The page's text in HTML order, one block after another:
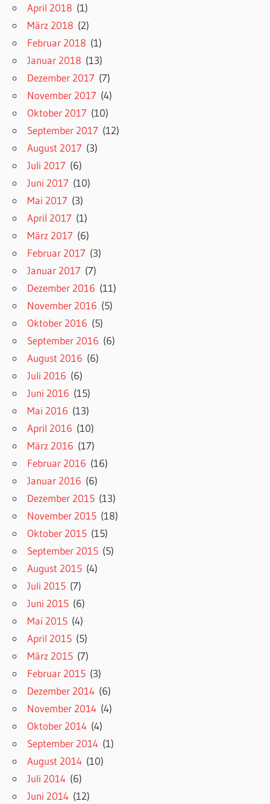
April 2018 (1)
März 2018 (2)
Februar 2018 (1)
Januar 2018 (13)
Dezember 2017 (7)
November 2017 (4)
Oktober 2017 (10)
September 2017 (12)
August 2017 (3)
Juli 2017 (6)
Juni 2017 (10)
Mai 2017 (3)
April 2017 (1)
März 2017 (6)
Februar 2017 (3)
Januar 2017 (7)
Dezember 2016 (11)
November 2016 (5)
Oktober 2016 (5)
September 2016 (6)
August 2016 (6)
Juli 2016 (6)
Juni 2016 (15)
Mai 2016 (13)
April 2016 (10)
März 2016 (17)
Februar 2016 (16)
Januar 2016 (6)
Dezember 2015 (13)
November 2015 (18)
Oktober 2015 (15)
September 2015 (5)
August 2015 (4)
Juli 2015 (7)
Juni 2015 (6)
Mai 2015 (4)
April 2015 (5)
März 2015 (7)
Februar 2015 (3)
Dezember 2014 (6)
November 2014 (4)
Oktober 2014 (4)
September 2014 (1)
August 2014 (10)
Juli 2014 (6)
Juni 2014 (12)